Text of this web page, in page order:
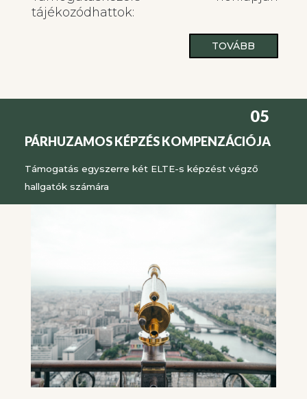
tájékozódhattok:
TOVÁBB
05
PÁRHUZAMOS KÉPZÉS KOMPENZÁCIÓJA
Támogatás egyszerre két ELTE-s képzést végző
hallgatók számára